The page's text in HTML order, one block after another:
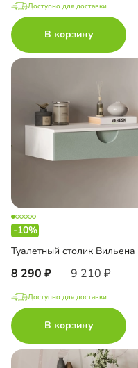
Доступно для доставки
В корзину
-10%
8 290 9 210
Доступно для доставки
В корзину